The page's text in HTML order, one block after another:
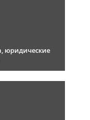
юридические